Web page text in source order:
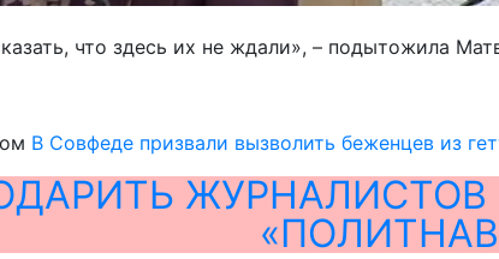
что здесь их не ждали», – подытожила
В Совфеде призвали вызволить беженцев из